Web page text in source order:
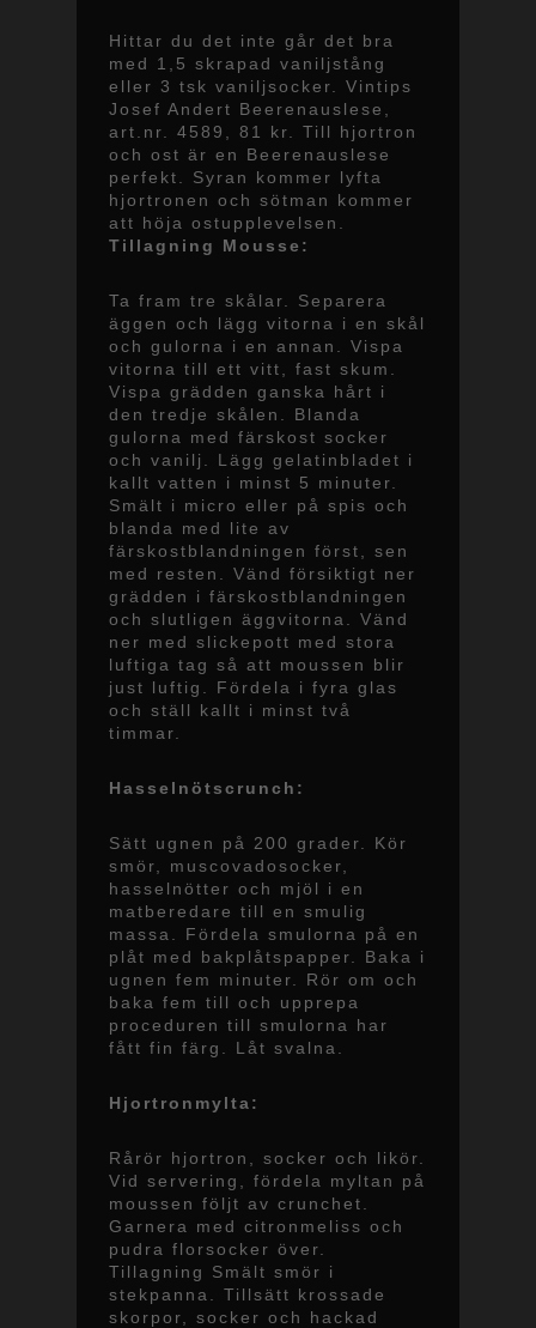
Hittar du det inte går det bra
med 1,5 skrapad vaniljstång
eller 3 tsk vaniljsocker. Vintips
Josef Andert Beerenauslese,
art.nr. 4589, 81 kr. Till hjortron
och ost är en Beerenauslese
perfekt. Syran kommer lyfta
hjortronen och sötman kommer
att höja ostupplevelsen.
Tillagning Mousse:
Ta fram tre skålar. Separera
äggen och lägg vitorna i en skål
och gulorna i en annan. Vispa
vitorna till ett vitt, fast skum.
Vispa grädden ganska hårt i
den tredje skålen. Blanda
gulorna med färskost socker
och vanilj. Lägg gelatinbladet i
kallt vatten i minst 5 minuter.
Smält i micro eller på spis och
blanda med lite av
färskostblandningen först, sen
med resten. Vänd försiktigt ner
grädden i färskostblandningen
och slutligen äggvitorna. Vänd
ner med slickepott med stora
luftiga tag så att moussen blir
just luftig. Fördela i fyra glas
och ställ kallt i minst två
timmar.
Hasselnötscrunch:
Sätt ugnen på 200 grader. Kör
smör, muscovadosocker,
hasselnötter och mjöl i en
matberedare till en smulig
massa. Fördela smulorna på en
plåt med bakplåtspapper. Baka i
ugnen fem minuter. Rör om och
baka fem till och upprepa
proceduren till smulorna har
fått fin färg. Låt svalna.
Hjortronmylta:
Rårör hjortron, socker och likör.
Vid servering, fördela myltan på
moussen följt av crunchet.
Garnera med citronmeliss och
pudra florsocker över.
Tillagning Smält smör i
stekpanna. Tillsätt krossade
skorpor, socker och hackad